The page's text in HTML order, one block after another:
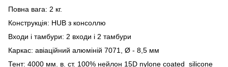
Повна вага: 2 кг.
Конструкція: HUB з консоллю
Входи і тамбури: 2 входи і 2 тамбури
Каркас: авіаційний алюміній 7071, Ø - 8,5 мм
Тент: 4000 мм. в. ст. 100% нейлон 15D nylone coated silicone